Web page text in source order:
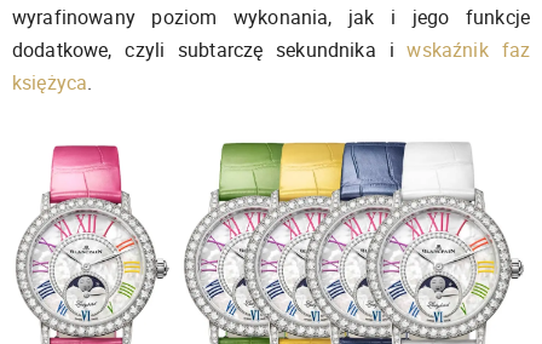
wyrafinowany poziom wykonania, jak i jego funkcje
dodatkowe, czyli subtarczę sekundnika iwskaźnik faz
księżyca.